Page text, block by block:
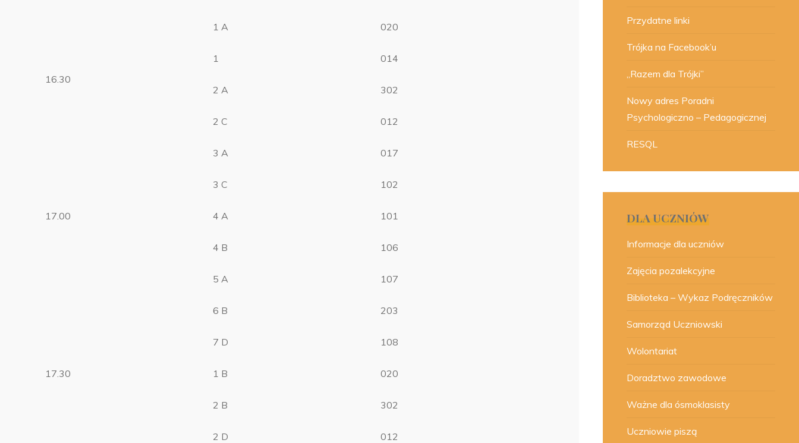
16.30
1 A 020
1 014
2 A 302
2 C 012
3 A 017
3 C 102
17.00 4 A 101
4 B 106
5 A 107
6 B 203
7 D 108
17.30 1 B 020
2 B 302
2 D 012
Przydatne linki
Trójka na Facebook’u
„Razem dla Trójki”
Nowy adres Poradni
Psychologiczno – Pedagogicznej
RESQL
DLA UCZNIÓW
Informacje dla uczniów
Zajęcia pozalekcyjne
Biblioteka – Wykaz Podręczników
Samorząd Uczniowski
Wolontariat
Doradztwo zawodowe
Ważne dla ósmoklasisty
Uczniowie piszą